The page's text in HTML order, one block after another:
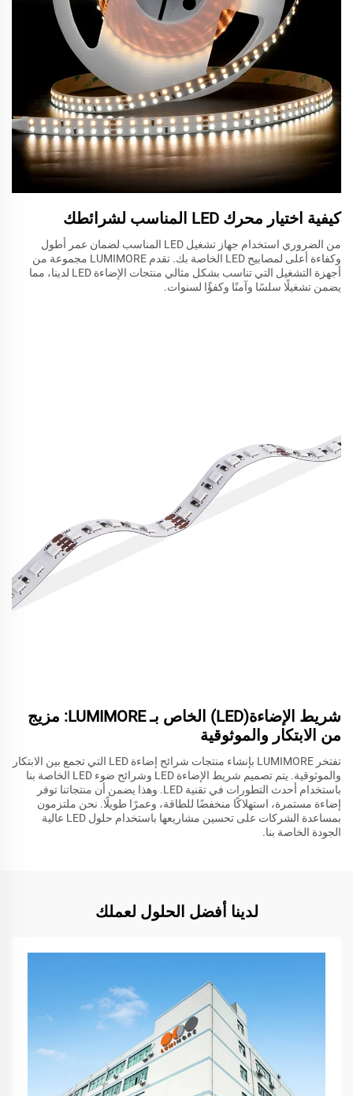
كيفية اختيار محرك LED المناسب لشرائطك
من الضروري استخدام جهاز تشغيل LED المناسب لضمان عمر أطول
وكفاءة أعلى لمصابيح LED الخاصة بك. تقدم LUMIMORE مجموعة من
أجهزة التشغيل التي تناسب بشكل مثالي منتجات الإضاءة LED لدينا، مما
يضمن تشغيلًا سلسًا وآمنًا وكفؤًا لسنوات.
شريط الإضاءة(LED) الخاص بـ LUMIMORE: مزيج
من الابتكار والموثوقية
تفتخر LUMIMORE بإنشاء منتجات شرائح إضاءة LED التي تجمع بين الابتكار
والموثوقية. يتم تصميم شريط الإضاءة LED وشرائح ضوء LED الخاصة بنا
باستخدام أحدث التطورات في تقنية LED. وهذا يضمن أن منتجاتنا توفر
إضاءة مستمرة، استهلاكًا منخفضًا للطاقة، وعمرًا طويلًا. نحن ملتزمون
بمساعدة الشركات على تحسين مشاريعها باستخدام حلول LED عالية
الجودة الخاصة بنا.
لدينا أفضل الحلول لعملك